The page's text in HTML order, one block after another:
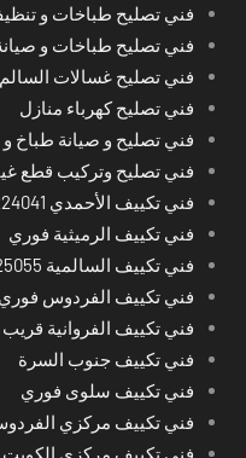
فني تصليح طباخات و
فني تصليح طباخات و
فني تصليح غسالات
فني تصليح كهرباء منازل
فني تصليح و صيانة طباخ
فني تصليح وتركيب قطع
فني تكييف الأحمدي 62224041
فني تكييف الرميثية فوري
فني تكييف السالمية 98025055 فوري
فني تكييف الفردوس فوري
فني تكييف الفروانية
فني تكييف جنوب السرة
فني تكييف سلوى فوري
فني تكييف مركزي
فني تكييف مركزي الكويت 62224041